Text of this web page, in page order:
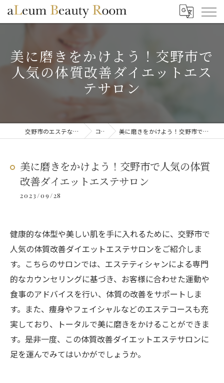
美に磨きをかけよう！交野市で
人気の体質改善ダイエットエス
テサロン
交野市のエステならaLeum Beauty Room コラム 美に磨きをかけよう！交野市で人気の体質改善ダイエットエステサロン
美に磨きをかけよう！交野市で人気の体質
改善ダイエットエステサロン
2023/09/28
健康的な体型や美しい肌を手に入れるために、交野市で
人気の体質改善ダイエットエステサロンをご紹介しま
す。こちらのサロンでは、エステティシャンによる専門
的なカウンセリングに基づき、お客様に合わせた運動や
食事のアドバイスを行い、体質の改善をサポートしま
す。また、痩身やフェイシャルなどのエステコースも充
実しており、トータルで美に磨きをかけることができま
す。是非一度、この体質改善ダイエットエステサロンに
足を運んでみてはいかがでしょうか。